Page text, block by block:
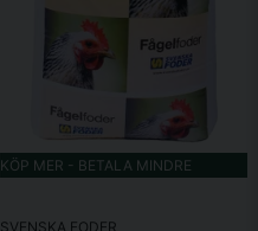
KÖP MER - BETALA MINDRE
SVENSKA FODER